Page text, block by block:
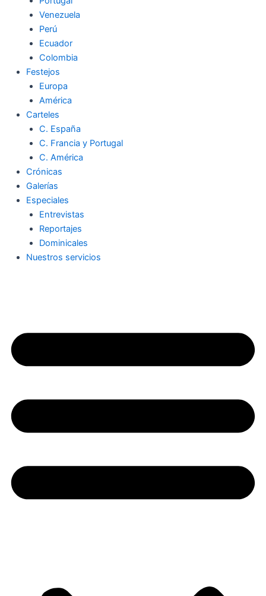
Venezuela
Perú
Ecuador
Colombia
Festejos
Europa
América
Carteles
C. España
C. Francia y Portugal
C. América
Crónicas
Galerías
Especiales
Entrevistas
Reportajes
Dominicales
Nuestros servicios